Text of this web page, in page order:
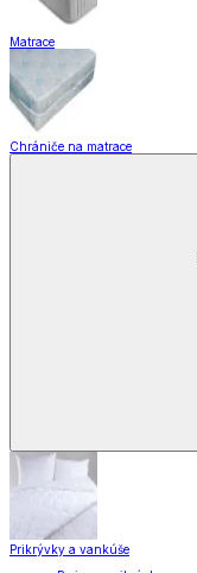
Matrace
Chrániče na matrace
Prikrývky a vankúše